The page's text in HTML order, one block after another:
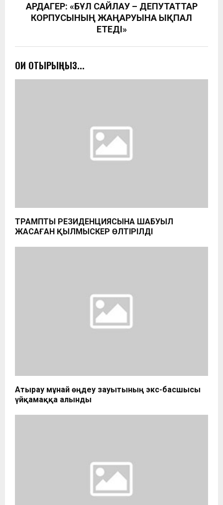
АРДАГЕР: «БҰЛ САЙЛАУ – ДЕПУТАТТАР
КОРПУСЫНЫҢ ЖАҢАРУЫНА ЫҚПАЛ
ЕТЕДІ»
ОҚИ ОТЫРЫҢЫЗ...
ТРАМПТЫҢ РЕЗИДЕНЦИЯСЫНА ШАБУЫЛ
ЖАСАҒАН ҚЫЛМЫСКЕР ӨЛТІРІЛДІ
Атырау мұнай өңдеу зауытының экс-басшысы
үйқамаққа алынды